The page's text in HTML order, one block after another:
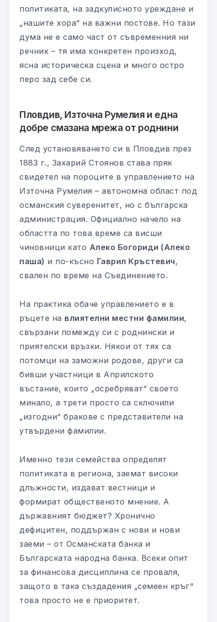
политиката, на задкулисното уреждане и
„нашите хора“ на важни постове. Но тази
дума не е само част от съвременния ни
речник – тя има конкретен произход,
ясна историческа сцена и много остро
перо зад себе си.
Пловдив, Източна Румелия и една
добре смазана мрежа от роднини
След установяването си в Пловдив през
1883 г., Захарий Стоянов става пряк
свидетел на пороците в управлението на
Източна Румелия – автономна област под
османския суверенитет, но с българска
администрация. Официално начело на
областта по това време са висши
чиновници като Алеко Богориди (Алеко
паша) и по-късно Гаврил Кръстевич,
свален по време на Съединението.
На практика обаче управлението е в
ръцете на влиятелни местни фамилии,
свързани помежду си с роднински и
приятелски връзки. Някои от тях са
потомци на заможни родове, други са
бивши участници в Априлското
въстание, които „осребряват“ своето
минало, а трети просто са сключили
„изгодни“ бракове с представители на
утвърдени фамилии.
Именно тези семейства определят
политиката в региона, заемат високи
длъжности, издават вестници и
формират общественото мнение. А
държавният бюджет? Хронично
дефицитен, поддържан с нови и нови
заеми – от Османската банка и
Българската народна банка. Всеки опит
за финансова дисциплина се проваля,
защото в така създадения „семеен кръг“
това просто не е приоритет.